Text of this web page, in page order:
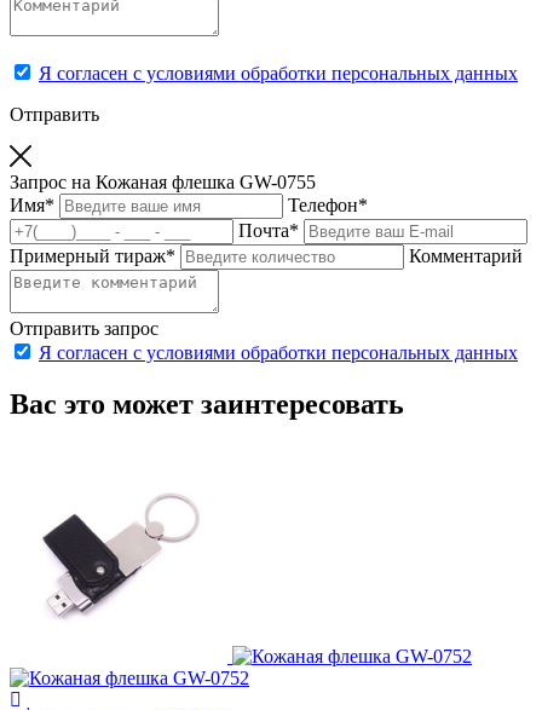
Я согласен с условиями обработки персональных данных
Отправить
Запрос на Кожаная флешка GW-0755
Имя* Телефон*
Почта*
Примерный тираж* Комментарий
Отправить запрос
Я согласен с условиями обработки персональных данных
Вас это может заинтересовать